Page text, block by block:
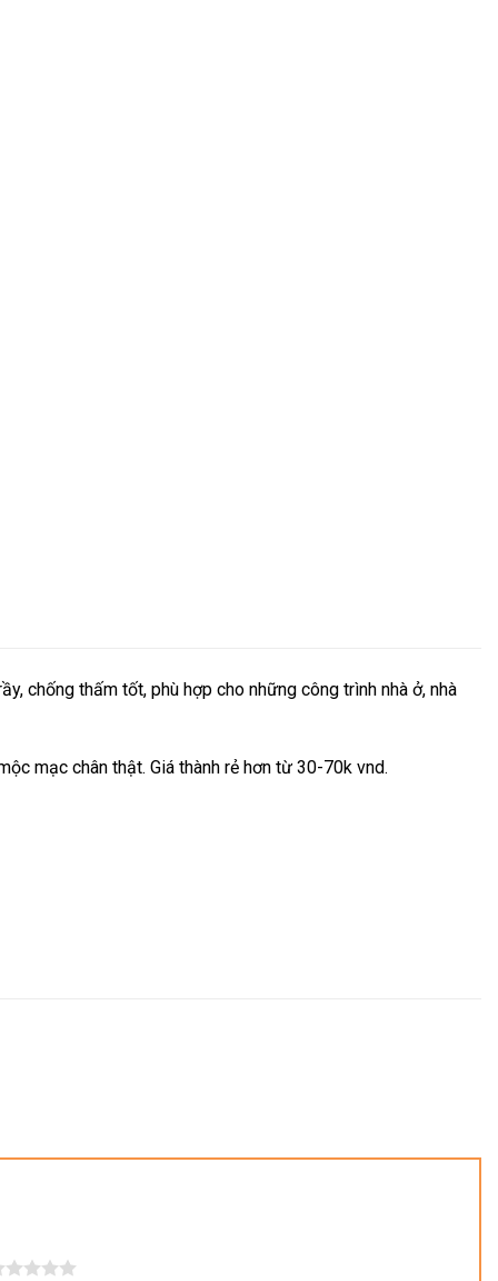
chống thấm tốt, phù hợp cho những công trình nhà ở, nhà
mạc chân thật. Giá thành rẻ hơn từ 30-70k vnd.